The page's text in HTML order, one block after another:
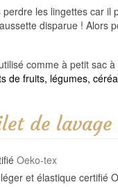
les lingettes car il
disparue ! Alors
comme à petit sac à
de fruits, légumes,
de
Oeko-tex
et élastique certifié